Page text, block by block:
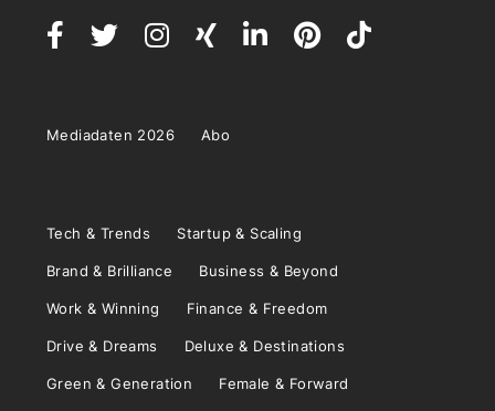
Mediadaten 2026 Abo
Tech & Trends Startup & Scaling
Brand & Brilliance Business & Beyond
Work & Winning Finance & Freedom
Drive & Dreams Deluxe & Destinations
Green & Generation Female & Forward